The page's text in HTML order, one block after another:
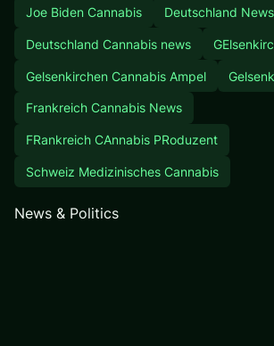
Joe Biden Cannabis Deutschland News
Deutschland Cannabis news
Gelsenkirchen Cannabis Ampel
Frankreich Cannabis News
FRankreich CAnnabis PRoduzent
Schweiz Medizinisches Cannabis
News & Politics